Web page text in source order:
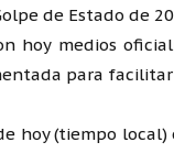
de Estado de
hoy medios
para
hoy (tiempo